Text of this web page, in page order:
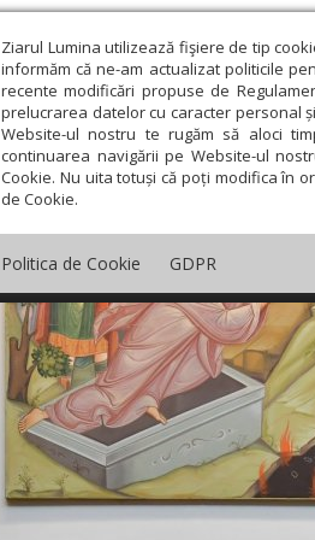
Ziarul Lumina utilizează fişiere de tip
informăm că ne-am actualizat politicile
recente modificări propuse de
prelucrarea datelor cu caracter personal
Website-ul nostru te rugăm să aloci
continuarea navigării pe Website-ul
Cookie. Nu uita totuși că poți modifica în
de Cookie.
Politica de Cookie GDPR